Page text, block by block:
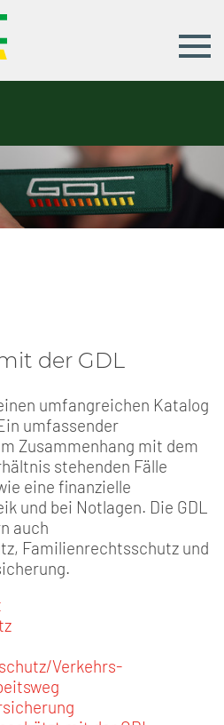
der GDL
umfangreichen Katalog
umfassender
Zusammenhang mit dem
stehenden Fälle
eine finanzielle
und bei Notlagen. Die GDL
auch
Familienrechtsschutz und
Verkehrs-